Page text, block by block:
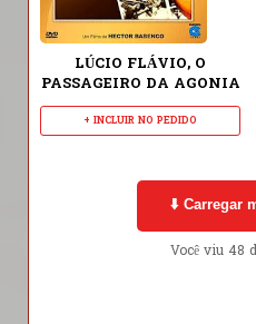
LÚCIO FLÁVIO, O
PASSAGEIRO DA AGONIA
+ INCLUIR NO PEDIDO
⬇️ Carregar
Você viu 48